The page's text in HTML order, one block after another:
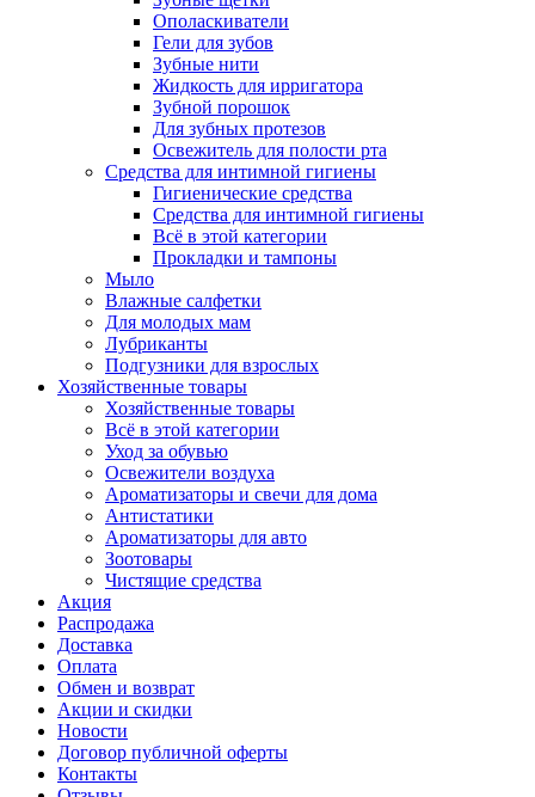
Ополаскиватели
Гели для зубов
Зубные нити
Жидкость для ирригатора
Зубной порошок
Для зубных протезов
Освежитель для полости рта
Средства для интимной гигиены
Гигиенические средства
Средства для интимной гигиены
Всё в этой категории
Прокладки и тампоны
Мыло
Влажные салфетки
Для молодых мам
Лубриканты
Подгузники для взрослых
Хозяйственные товары
Хозяйственные товары
Всё в этой категории
Уход за обувью
Освежители воздуха
Ароматизаторы и свечи для дома
Антистатики
Ароматизаторы для авто
Зоотовары
Чистящие средства
Акция
Распродажа
Доставка
Оплата
Обмен и возврат
Акции и скидки
Новости
Договор публичной оферты
Контакты